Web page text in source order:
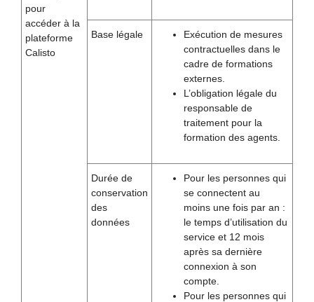
pour
accéder à la
plateforme
Calisto
Base légale
Exécution de mesures
contractuelles dans le
cadre de formations
externes.
L’obligation légale du
responsable de
traitement pour la
formation des agents.
Durée de
conservation
des
données
Pour les personnes qui
se connectent au
moins une fois par an :
le temps d’utilisation du
service et 12 mois
après sa dernière
connexion à son
compte.
Pour les personnes qui